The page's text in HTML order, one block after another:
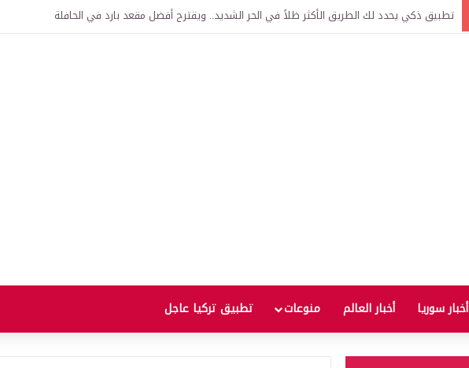
تركيا وسوريا توقعان اتفاقية لإنشاء “الجامعة السورية التركية” في دمشق.. منح دراسية واعتراف بالشهادات
أخبار سوريا أخبار العالم منوعات تطبيق تركيا عاجل